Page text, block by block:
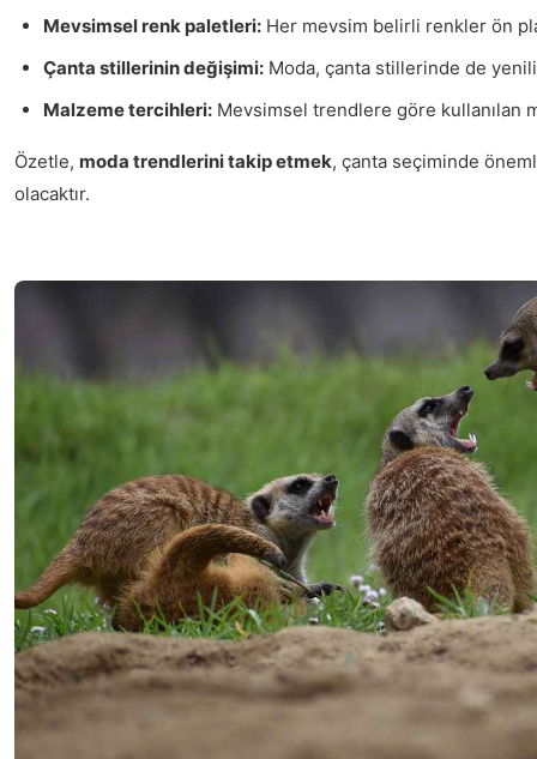
Mevsimsel renk paletleri: Her mevsim belirli renkler ön
Çanta stillerinin değişimi: Moda, çanta stillerinde de
Malzeme tercihleri: Mevsimsel trendlere göre kullanılan
Özetle, moda trendlerini takip etmek, çanta seçiminde
olacaktır.